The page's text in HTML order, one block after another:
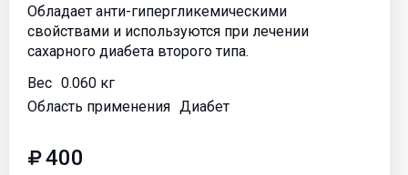
Обладает анти-гипергликемическими
свойствами и используются при лечении
сахарного диабета второго типа.
Вес 0.060 кг
Область применения Диабет
400